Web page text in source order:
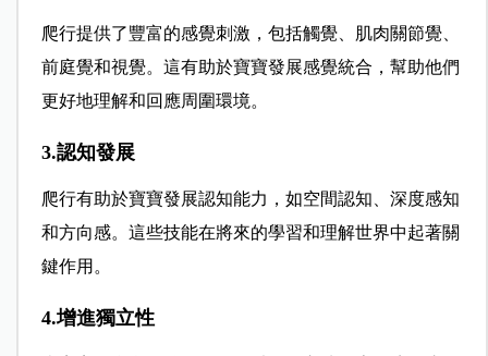
爬行提供了豐富的感覺刺激，包括觸覺、肌肉關節覺、
前庭覺和視覺。這有助於寶寶發展感覺統合，幫助他們
更好地理解和回應周圍環境。
3.認知發展
爬行有助於寶寶發展認知能力，如空間認知、深度感知
和方向感。這些技能在將來的學習和理解世界中起著關
鍵作用。
4.增進獨立性